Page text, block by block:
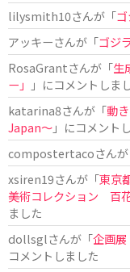
lilysmith10さんが「
アッキーさんが「ゴジ
RosaGrantさんが「生
ー」
」にコメントしま
katarina8さんが「動
Japan〜」にコメント
compostertacoさん
xsiren19さんが「東京
美術コレクション 百
ました
dollsglさんが「企画
コメントしました